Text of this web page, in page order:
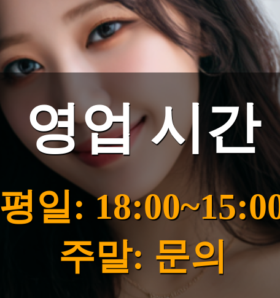
영업 시간
평일:
주말: 문의